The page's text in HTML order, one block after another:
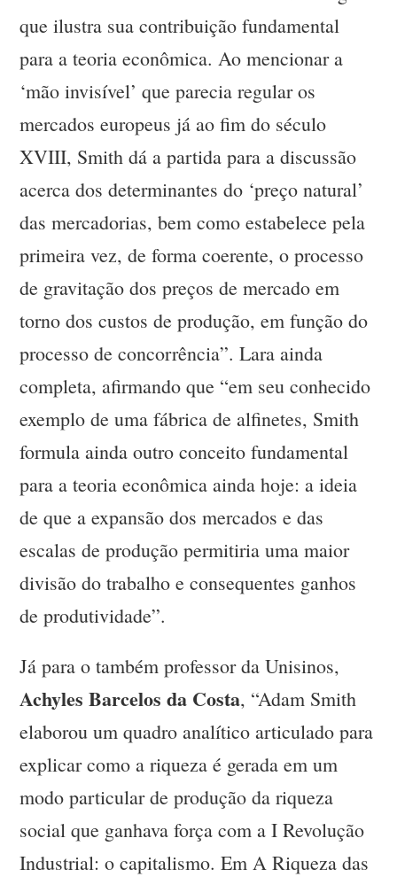
que ilustra sua contribuição fundamental
para a teoria econômica. Ao mencionar a
‘mão invisível’ que parecia regular os
mercados europeus já ao fim do século
XVIII, Smith dá a partida para a discussão
acerca dos determinantes do ‘preço natural’
das mercadorias, bem como estabelece pela
primeira vez, de forma coerente, o processo
de gravitação dos preços de mercado em
torno dos custos de produção, em função do
processo de concorrência”. Lara ainda
completa, afirmando que “em seu conhecido
exemplo de uma fábrica de alfinetes, Smith
formula ainda outro conceito fundamental
para a teoria econômica ainda hoje: a ideia
de que a expansão dos mercados e das
escalas de produção permitiria uma maior
divisão do trabalho e consequentes ganhos
de produtividade”.
Já para o também professor da Unisinos,
Achyles Barcelos da Costa, “Adam Smith
elaborou um quadro analítico articulado para
explicar como a riqueza é gerada em um
modo particular de produção da riqueza
social que ganhava força com a I Revolução
Industrial: o capitalismo. Em A Riqueza das